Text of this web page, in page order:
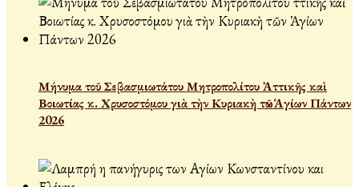
Μήνυμα τοῦ Σεβασμιωτάτου Μητροπολίτου Ἀττικῆς καὶ
Βοιωτίας κ. Χρυσοστόμου γιὰ τὴν Κυριακὴ τῶν Ἁγίων Πάντων
2026